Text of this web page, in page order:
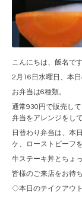
こんにちは、飯名です
2月16日水曜日、本
お弁当は6種類。
通常930円で販売し
弁当をアレンジをし
日替わり弁当は、本
ケ、ローストビーフ
牛ステーキ丼とちょ
皆様のご来店をお待
◇本日のテイクアウ